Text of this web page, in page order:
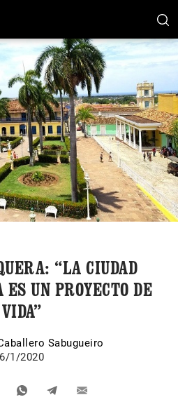
“LA CIUDAD
ES UN PROYECTO DE
VIDA”
Sabugueiro
6/1/2020